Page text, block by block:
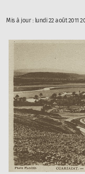
Mis à jour : lundi 22 août 2011